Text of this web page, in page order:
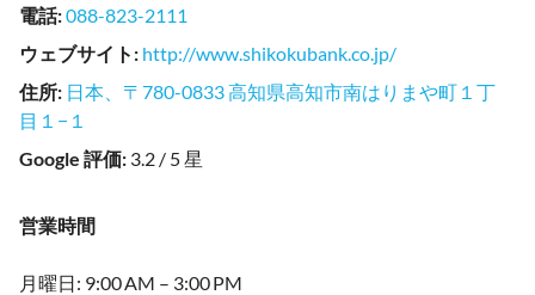
電話:088-823-2111
ウェブサイト : http://www.shikokubank.co.jp/
住所: 日本、〒780-0833 高知県高知市南はりまや町１丁
目１−１
Google 評価: 3.2 / 5 星
営業時間
月曜日: 9:00 AM – 3:00 PM